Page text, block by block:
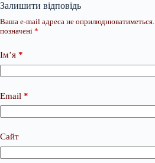
Залишити відповідь
Ваша e-mail адреса не оприлюднюватиметься.
позначені *
Ім’я *
Email *
Сайт